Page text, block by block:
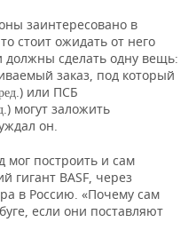
заинтересовано в
стоит ожидать от него
сделать одну вещь:
заказ, под который
.) или ПСБ
.) могут заложить
он.
мог построить и сам
гигант BASF, через
в Россию. «Почему сам
если они поставляют